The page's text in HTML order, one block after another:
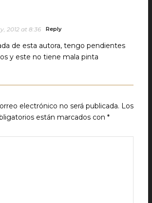
2012 at 8:36 Reply
de esta autora, tengo pendientes
y este no tiene mala pinta
electrónico no será publicada. Los
están marcados con*